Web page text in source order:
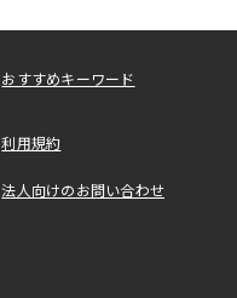
おすすめキーワード
利用規約
法人向けのお問い合わせ